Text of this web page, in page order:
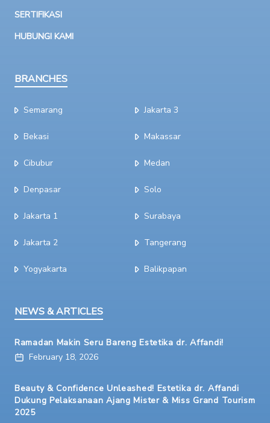
SERTIFIKASI
HUBUNGI KAMI
BRANCHES
Semarang
Bekasi
Cibubur
Denpasar
Jakarta 1
Jakarta 2
Yogyakarta
Jakarta 3
Makassar
Medan
Solo
Surabaya
Tangerang
Balikpapan
NEWS & ARTICLES
Ramadan Makin Seru Bareng Estetika dr. Affandi!
February 18, 2026
Beauty & Confidence Unleashed! Estetika dr. Affandi
Dukung Pelaksanaan Ajang Mister & Miss Grand Tourism
2025